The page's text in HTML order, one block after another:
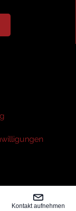
Kontakt aufnehmen